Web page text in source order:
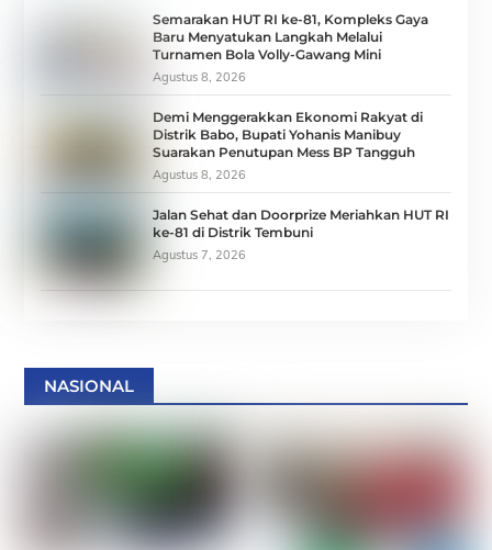
Semarakan HUT RI ke-81, Kompleks Gaya
Baru Menyatukan Langkah Melalui
Turnamen Bola Volly-Gawang Mini
Agustus 8, 2026
Demi Menggerakkan Ekonomi Rakyat di
Distrik Babo, Bupati Yohanis Manibuy
Suarakan Penutupan Mess BP Tangguh
Agustus 8, 2026
Jalan Sehat dan Doorprize Meriahkan HUT RI
ke-81 di Distrik Tembuni
Agustus 7, 2026
NASIONAL